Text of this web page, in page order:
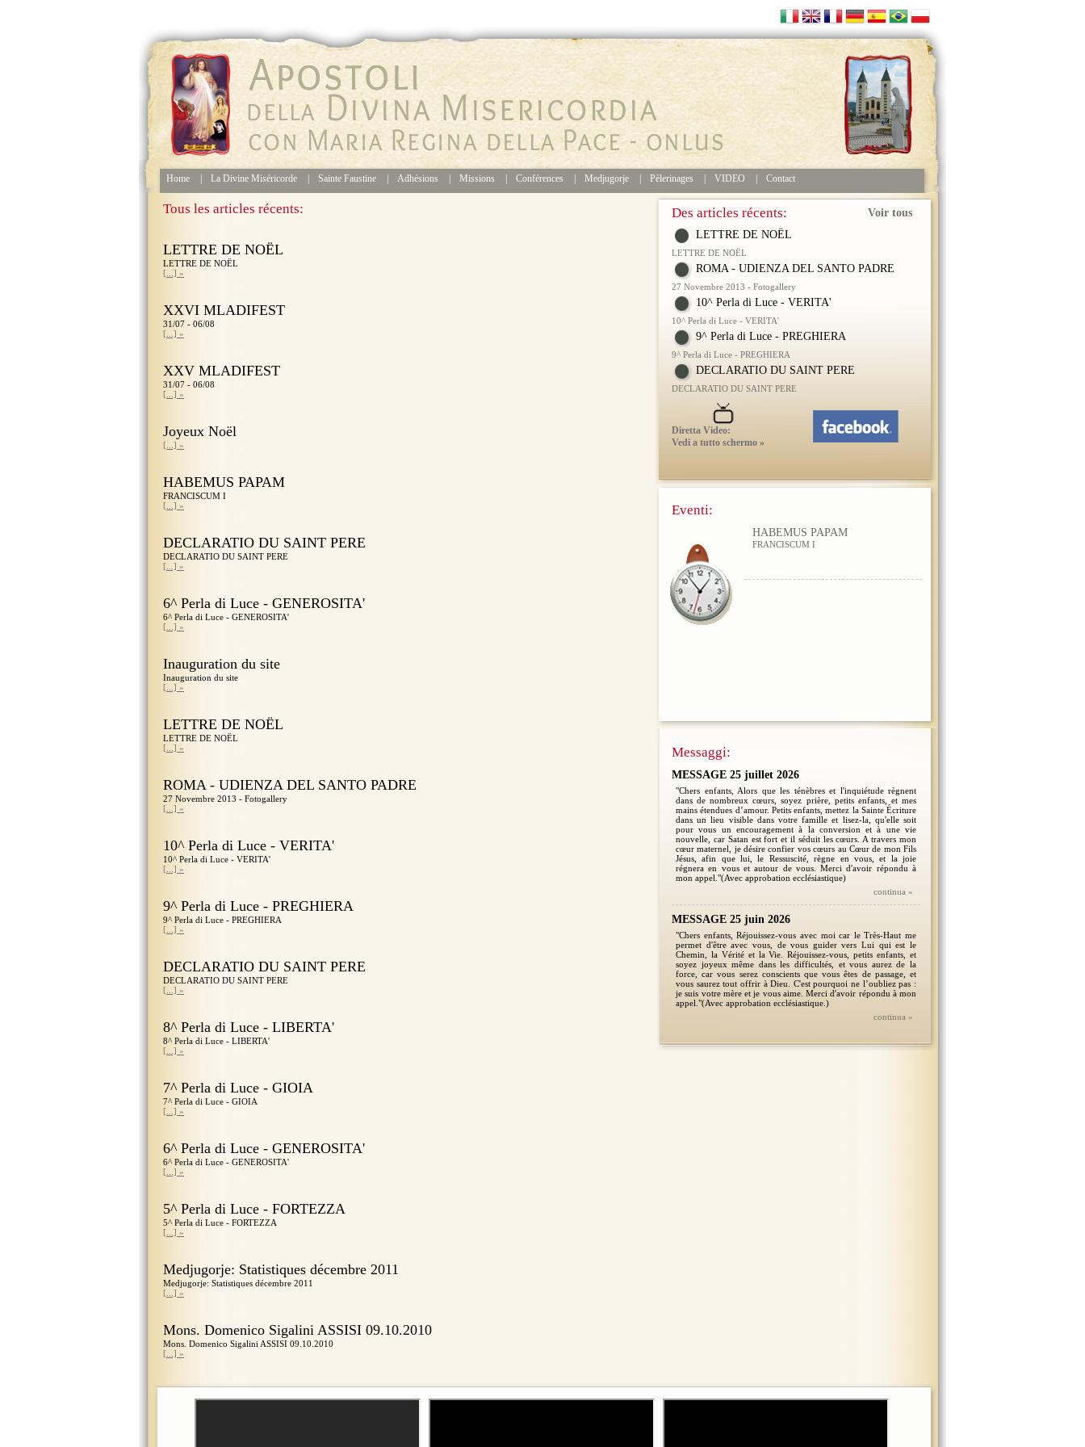
Home La Divine Miséricorde Sainte Faustine Adhésions Missions Conférences Medjugorje Pèlerinages VIDEO Contact
Tous les articles récents:
LETTRE DE NOËL
LETTRE DE NOËL
[...] »
XXVI MLADIFEST
31/07 - 06/08
[...] »
XXV MLADIFEST
31/07 - 06/08
[...] »
Joyeux Noël
[...] »
HABEMUS PAPAM
FRANCISCUM I
[...] »
DECLARATIO DU SAINT PERE
DECLARATIO DU SAINT PERE
[...] »
6^ Perla di Luce - GENEROSITA'
6^ Perla di Luce - GENEROSITA'
[...] »
Inauguration du site
Inauguration du site
[...] »
LETTRE DE NOËL
LETTRE DE NOËL
[...] »
ROMA - UDIENZA DEL SANTO PADRE
27 Novembre 2013 - Fotogallery
[...] »
10^ Perla di Luce - VERITA'
10^ Perla di Luce - VERITA'
[...] »
9^ Perla di Luce - PREGHIERA
9^ Perla di Luce - PREGHIERA
[...] »
DECLARATIO DU SAINT PERE
DECLARATIO DU SAINT PERE
[...] »
8^ Perla di Luce - LIBERTA'
8^ Perla di Luce - LIBERTA'
[...] »
7^ Perla di Luce - GIOIA
7^ Perla di Luce - GIOIA
[...] »
6^ Perla di Luce - GENEROSITA'
6^ Perla di Luce - GENEROSITA'
[...] »
5^ Perla di Luce - FORTEZZA
5^ Perla di Luce - FORTEZZA
[...] »
Medjugorje: Statistiques décembre 2011
Medjugorje: Statistiques décembre 2011
[...] »
Mons. Domenico Sigalini ASSISI 09.10.2010
Mons. Domenico Sigalini ASSISI 09.10.2010
[...] »
Des articles récents:
Voir tous
LETTRE DE NOËL
LETTRE DE NOËL
ROMA - UDIENZA DEL SANTO PADRE
27 Novembre 2013 - Fotogallery
10^ Perla di Luce - VERITA'
10^ Perla di Luce - VERITA'
9^ Perla di Luce - PREGHIERA
9^ Perla di Luce - PREGHIERA
DECLARATIO DU SAINT PERE
DECLARATIO DU SAINT PERE
Diretta Video:
Vedi a tutto schermo »
Eventi:
HABEMUS PAPAM
FRANCISCUM I
Messaggi:
MESSAGE 25 juillet 2026
"Chers enfants, Alors que les ténèbres et l'inquiétude règnent
dans de nombreux cœurs, soyez prière, petits enfants, et mes
mains étendues d’amour. Petits enfants, mettez la Sainte Écriture
dans un lieu visible dans votre famille et lisez-la, qu'elle soit
pour vous un encouragement à la conversion et à une vie
nouvelle, car Satan est fort et il séduit les cœurs. A travers mon
cœur maternel, je désire confier vos cœurs au Cœur de mon Fils
Jésus, afin que lui, le Ressuscité, règne en vous, et la joie
régnera en vous et autour de vous. Merci d'avoir répondu à
mon appel."(Avec approbation ecclésiastique)
continua »
MESSAGE 25 juin 2026
"Chers enfants, Réjouissez-vous avec moi car le Très-Haut me
permet d'être avec vous, de vous guider vers Lui qui est le
Chemin, la Vérité et la Vie. Réjouissez-vous, petits enfants, et
soyez joyeux même dans les difficultés, et vous aurez de la
force, car vous serez conscients que vous êtes de passage, et
vous saurez tout offrir à Dieu. C'est pourquoi ne l’oubliez pas :
je suis votre mère et je vous aime. Merci d'avoir répondu à mon
appel."(Avec approbation ecclésiastique.)
continua »